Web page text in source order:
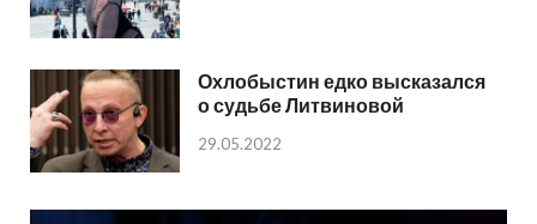
Охлобыстин едко высказался
о судьбе Литвиновой
29.05.2022